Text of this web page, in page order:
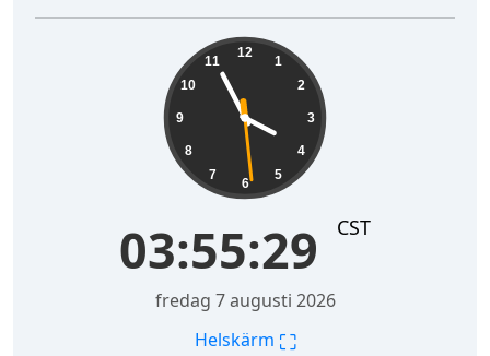
12
1
2
3
4
5
6
7
8
9
10
11
03:55:30 CST
fredag 7 augusti 2026
Helskärm ⛶